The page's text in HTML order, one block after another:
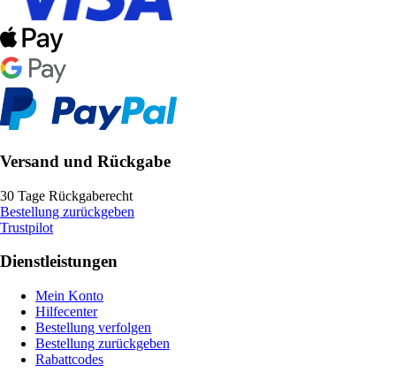
Versand und Rückgabe
30 Tage Rückgaberecht
Bestellung zurückgeben
Trustpilot
Dienstleistungen
Mein Konto
Hilfecenter
Bestellung verfolgen
Bestellung zurückgeben
Rabattcodes